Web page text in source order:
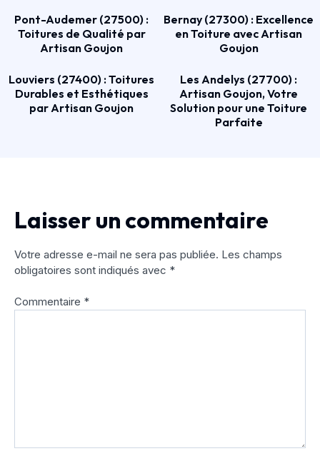
Pont-Audemer (27500) :
Toitures de Qualité par
Artisan Goujon
Bernay (27300) : Excellence
en Toiture avec Artisan
Goujon
Louviers (27400) : Toitures
Durables et Esthétiques
par Artisan Goujon
Les Andelys (27700) :
Artisan Goujon, Votre
Solution pour une Toiture
Parfaite
Laisser un commentaire
Votre adresse e-mail ne sera pas publiée. Les champs
obligatoires sont indiqués avec *
Commentaire *